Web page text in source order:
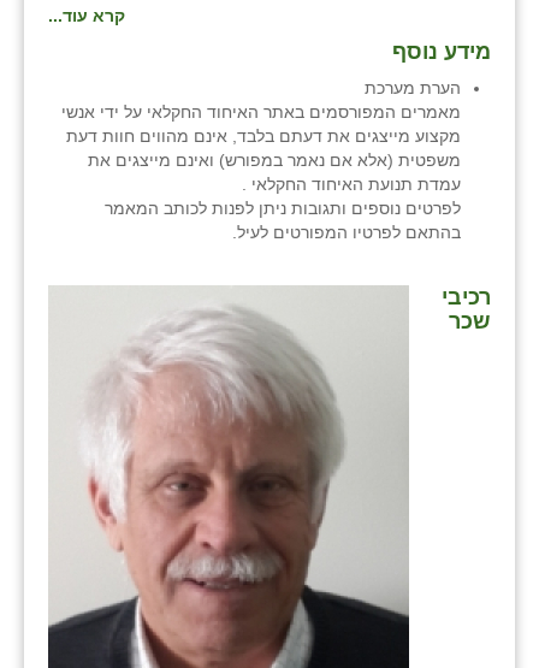
קרא עוד...
מידע נוסף
הערת מערכת
מאמרים המפורסמים באתר האיחוד החקלאי על ידי אנשי
מקצוע מייצגים את דעתם בלבד, אינם מהווים חוות דעת
משפטית (אלא אם נאמר במפורש) ואינם מייצגים את
עמדת תנועת האיחוד החקלאי .
לפרטים נוספים ותגובות ניתן לפנות לכותב המאמר
בהתאם לפרטיו המפורטים לעיל.
רכיבי
שכר